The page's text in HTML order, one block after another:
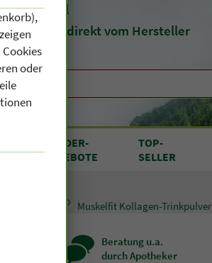
Kosmetik direkt vom Hersteller
SONDER-
ANGEBOTE
TOP-
SELLER
Muskelfit Kollagen-Trinkpulver
Beratung u.a.
durch Apotheker
oder